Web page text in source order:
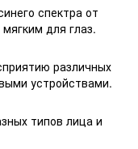
спектра от
для глаз.
различных
устройствами.
типов лица и